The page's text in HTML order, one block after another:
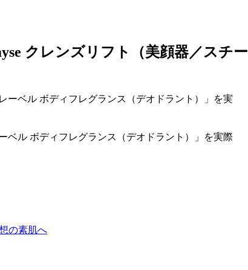
クレンズリフト（美顔器／スチー
ベル ボディフレグランス（デオドラント）」を実際
の素肌へ